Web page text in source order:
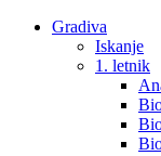
Gradiva
Iskanje
1. letnik